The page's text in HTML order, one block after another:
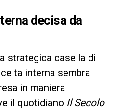
decisa da
strategica casella di
interna sembra
in maniera
il quotidiano Il Secolo